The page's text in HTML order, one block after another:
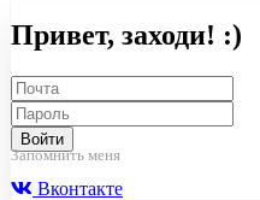
Привет, заходи! :)
Войти
Запомнить меня
Вконтакте